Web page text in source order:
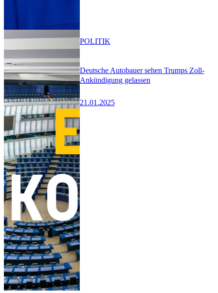
Deutsche Autobauer sehen Trumps Zoll-
Ankündigung gelassen
21.01.2025
POLITIK